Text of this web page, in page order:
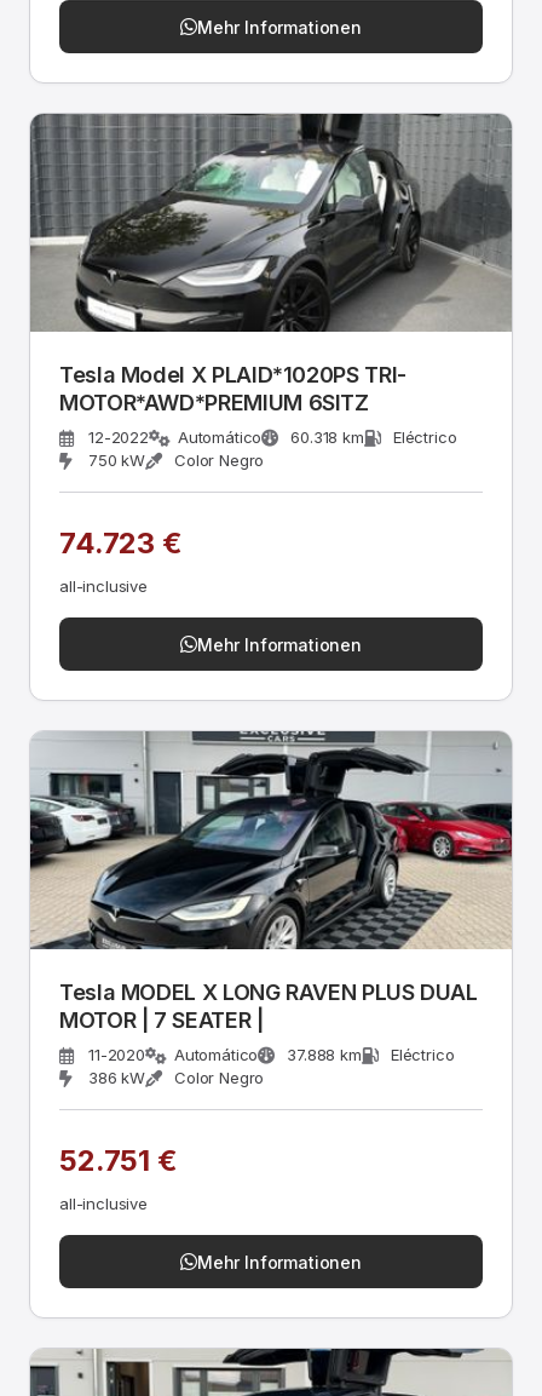
Mehr Informationen
Tesla Model X PLAID*1020PS TRI-
MOTOR*AWD*PREMIUM 6SITZ
12-2022 Automático 60.318 km
Eléctrico
750 kW
Color Negro
74.723 €
all-inclusive
Mehr Informationen
Tesla MODEL X LONG RAVEN PLUS DUAL
MOTOR | 7 SEATER |
11-2020 Automático 37.888 km
Eléctrico
386 kW
Color Negro
52.751 €
all-inclusive
Mehr Informationen